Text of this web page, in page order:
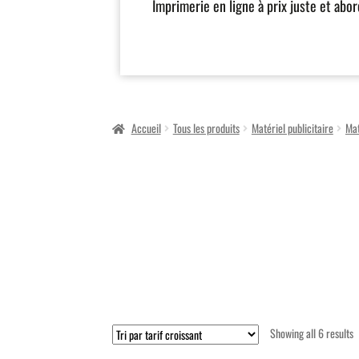
Imprimerie en ligne à prix juste et
Accueil Tous les produits Matériel publicitaire
Showing all 6 results